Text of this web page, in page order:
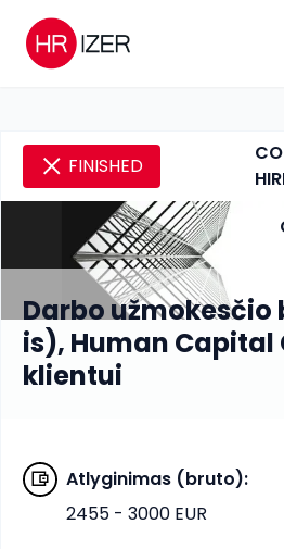
FINISHED
Darbo
is), Human Capital
klientui
Atlyginimas (bruto):
2455 - 3000 EUR